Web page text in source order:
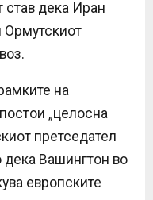
став дека Иран
Ормутскиот
на
„целосна
претседател
Вашингтон во
европските